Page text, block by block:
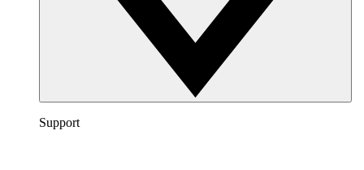
Support